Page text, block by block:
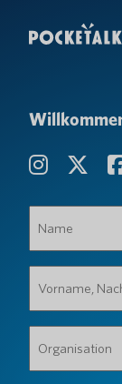
(erforderlich)
Nachname
(erforderlich)
(erforderlich)